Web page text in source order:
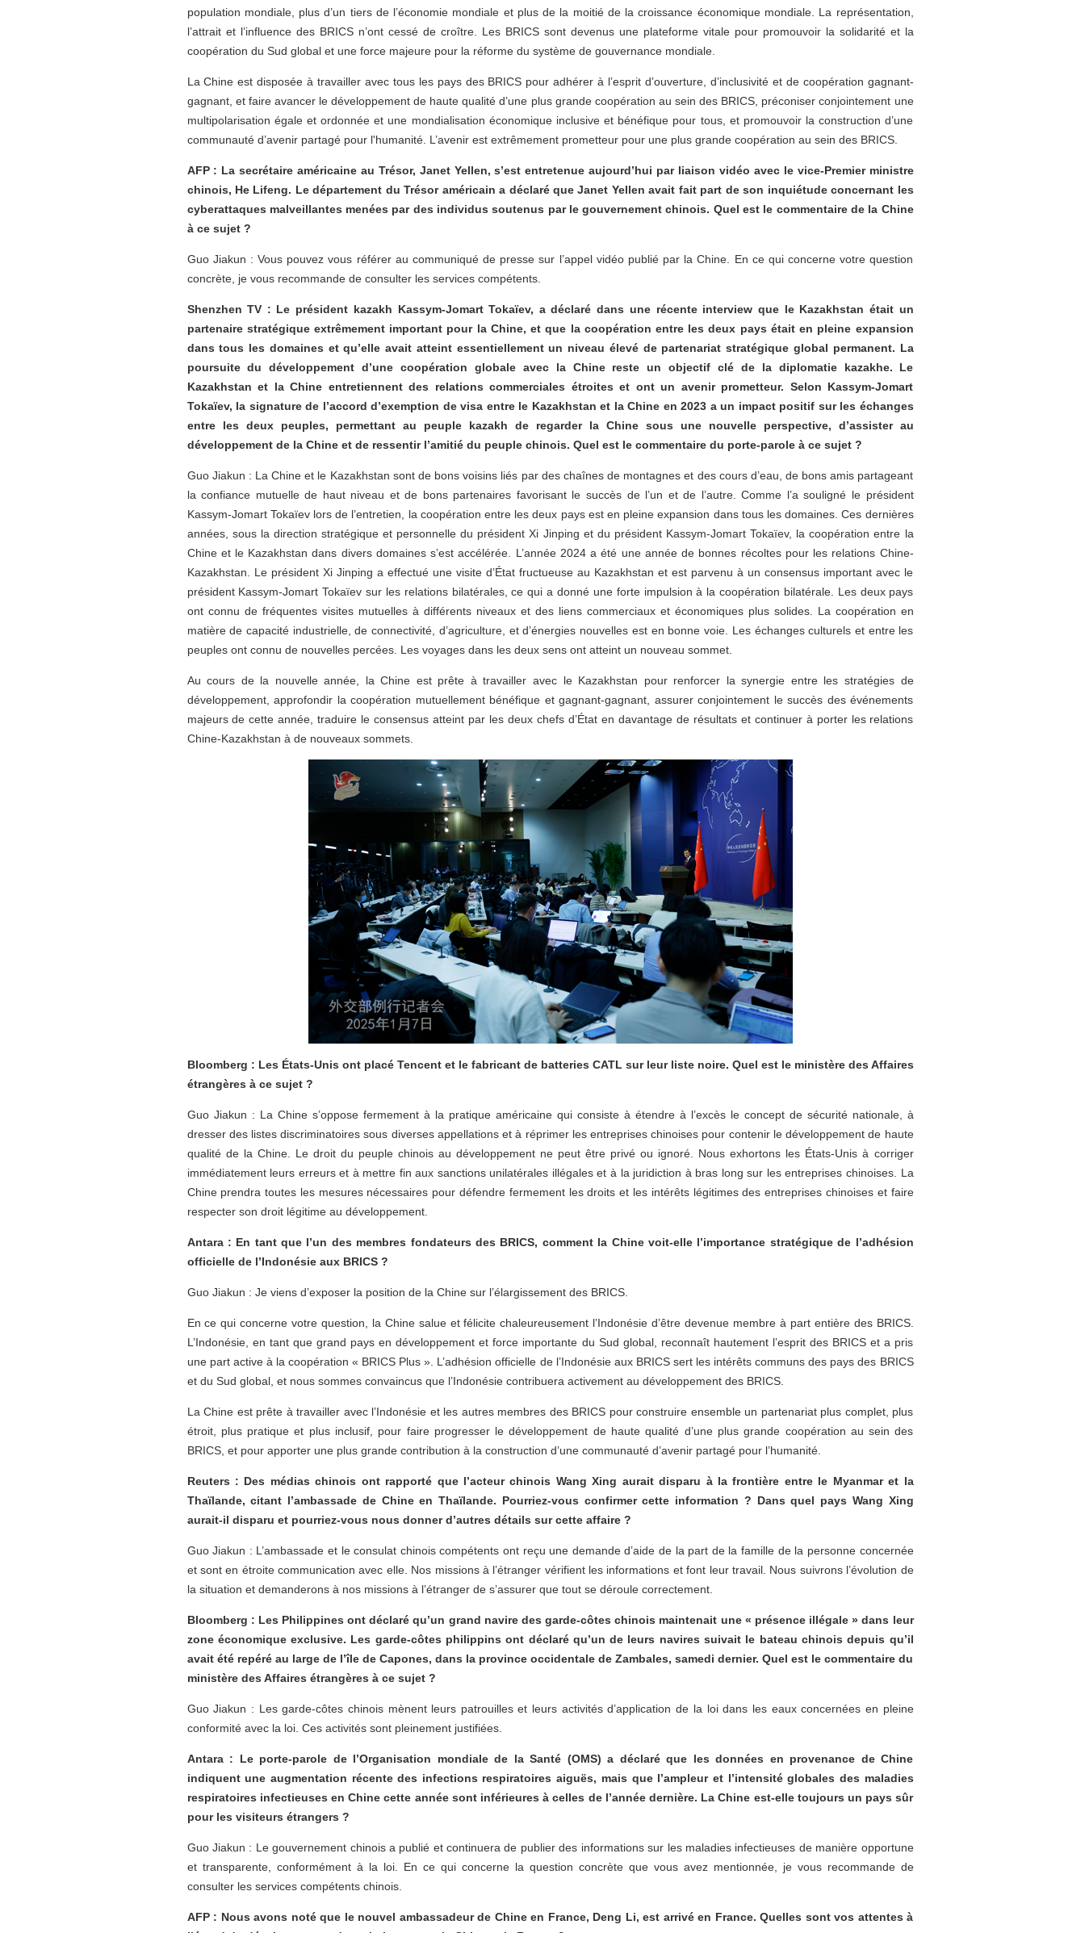
population mondiale, plus d’un tiers de l’économie mondiale et plus de la moitié de la croissance économique mondiale. La représentation,
l’attrait et l’influence des BRICS n’ont cessé de croître. Les BRICS sont devenus une plateforme vitale pour promouvoir la solidarité et la
coopération du Sud global et une force majeure pour la réforme du système de gouvernance mondiale.
La Chine est disposée à travailler avec tous les pays des BRICS pour adhérer à l’esprit d’ouverture, d’inclusivité et de coopération gagnant-
gagnant, et faire avancer le développement de haute qualité d’une plus grande coopération au sein des BRICS, préconiser conjointement une
multipolarisation égale et ordonnée et une mondialisation économique inclusive et bénéfique pour tous, et promouvoir la construction d’une
communauté d’avenir partagé pour l'humanité. L’avenir est extrêmement prometteur pour une plus grande coopération au sein des BRICS.
AFP : La secrétaire américaine au Trésor, Janet Yellen, s’est entretenue aujourd’hui par liaison vidéo avec le vice-Premier ministre
chinois, He Lifeng. Le département du Trésor américain a déclaré que Janet Yellen avait fait part de son inquiétude concernant les
cyberattaques malveillantes menées par des individus soutenus par le gouvernement chinois. Quel est le commentaire de la Chine
à ce sujet ?
Guo Jiakun : Vous pouvez vous référer au communiqué de presse sur l’appel vidéo publié par la Chine. En ce qui concerne votre question
concrète, je vous recommande de consulter les services compétents.
Shenzhen TV : Le président kazakh Kassym-Jomart Tokaïev, a déclaré dans une récente interview que le Kazakhstan était un
partenaire stratégique extrêmement important pour la Chine, et que la coopération entre les deux pays était en pleine expansion
dans tous les domaines et qu’elle avait atteint essentiellement un niveau élevé de partenariat stratégique global permanent. La
poursuite du développement d’une coopération globale avec la Chine reste un objectif clé de la diplomatie kazakhe. Le
Kazakhstan et la Chine entretiennent des relations commerciales étroites et ont un avenir prometteur. Selon Kassym-Jomart
Tokaïev, la signature de l’accord d’exemption de visa entre le Kazakhstan et la Chine en 2023 a un impact positif sur les échanges
entre les deux peuples, permettant au peuple kazakh de regarder la Chine sous une nouvelle perspective, d’assister au
développement de la Chine et de ressentir l’amitié du peuple chinois. Quel est le commentaire du porte-parole à ce sujet ?
Guo Jiakun : La Chine et le Kazakhstan sont de bons voisins liés par des chaînes de montagnes et des cours d’eau, de bons amis partageant
la confiance mutuelle de haut niveau et de bons partenaires favorisant le succès de l’un et de l’autre. Comme l’a souligné le président
Kassym-Jomart Tokaïev lors de l’entretien, la coopération entre les deux pays est en pleine expansion dans tous les domaines. Ces dernières
années, sous la direction stratégique et personnelle du président Xi Jinping et du président Kassym-Jomart Tokaïev, la coopération entre la
Chine et le Kazakhstan dans divers domaines s’est accélérée. L’année 2024 a été une année de bonnes récoltes pour les relations Chine-
Kazakhstan. Le président Xi Jinping a effectué une visite d’État fructueuse au Kazakhstan et est parvenu à un consensus important avec le
président Kassym-Jomart Tokaïev sur les relations bilatérales, ce qui a donné une forte impulsion à la coopération bilatérale. Les deux pays
ont connu de fréquentes visites mutuelles à différents niveaux et des liens commerciaux et économiques plus solides. La coopération en
matière de capacité industrielle, de connectivité, d’agriculture, et d’énergies nouvelles est en bonne voie. Les échanges culturels et entre les
peuples ont connu de nouvelles percées. Les voyages dans les deux sens ont atteint un nouveau sommet.
Au cours de la nouvelle année, la Chine est prête à travailler avec le Kazakhstan pour renforcer la synergie entre les stratégies de
développement, approfondir la coopération mutuellement bénéfique et gagnant-gagnant, assurer conjointement le succès des événements
majeurs de cette année, traduire le consensus atteint par les deux chefs d’État en davantage de résultats et continuer à porter les relations
Chine-Kazakhstan à de nouveaux sommets.
Bloomberg : Les États-Unis ont placé Tencent et le fabricant de batteries CATL sur leur liste noire. Quel est le ministère des Affaires
étrangères à ce sujet ?
Guo Jiakun : La Chine s’oppose fermement à la pratique américaine qui consiste à étendre à l’excès le concept de sécurité nationale, à
dresser des listes discriminatoires sous diverses appellations et à réprimer les entreprises chinoises pour contenir le développement de haute
qualité de la Chine. Le droit du peuple chinois au développement ne peut être privé ou ignoré. Nous exhortons les États-Unis à corriger
immédiatement leurs erreurs et à mettre fin aux sanctions unilatérales illégales et à la juridiction à bras long sur les entreprises chinoises. La
Chine prendra toutes les mesures nécessaires pour défendre fermement les droits et les intérêts légitimes des entreprises chinoises et faire
respecter son droit légitime au développement.
Antara : En tant que l’un des membres fondateurs des BRICS, comment la Chine voit-elle l’importance stratégique de l’adhésion
officielle de l’Indonésie aux BRICS ?
Guo Jiakun : Je viens d’exposer la position de la Chine sur l’élargissement des BRICS.
En ce qui concerne votre question, la Chine salue et félicite chaleureusement l’Indonésie d’être devenue membre à part entière des BRICS.
L’Indonésie, en tant que grand pays en développement et force importante du Sud global, reconnaît hautement l’esprit des BRICS et a pris
une part active à la coopération « BRICS Plus ». L’adhésion officielle de l’Indonésie aux BRICS sert les intérêts communs des pays des BRICS
et du Sud global, et nous sommes convaincus que l’Indonésie contribuera activement au développement des BRICS.
La Chine est prête à travailler avec l’Indonésie et les autres membres des BRICS pour construire ensemble un partenariat plus complet, plus
étroit, plus pratique et plus inclusif, pour faire progresser le développement de haute qualité d’une plus grande coopération au sein des
BRICS, et pour apporter une plus grande contribution à la construction d’une communauté d’avenir partagé pour l’humanité.
Reuters : Des médias chinois ont rapporté que l’acteur chinois Wang Xing aurait disparu à la frontière entre le Myanmar et la
Thaïlande, citant l’ambassade de Chine en Thaïlande. Pourriez-vous confirmer cette information ? Dans quel pays Wang Xing
aurait-il disparu et pourriez-vous nous donner d’autres détails sur cette affaire ?
Guo Jiakun : L’ambassade et le consulat chinois compétents ont reçu une demande d’aide de la part de la famille de la personne concernée
et sont en étroite communication avec elle. Nos missions à l’étranger vérifient les informations et font leur travail. Nous suivrons l’évolution de
la situation et demanderons à nos missions à l’étranger de s’assurer que tout se déroule correctement.
Bloomberg : Les Philippines ont déclaré qu’un grand navire des garde-côtes chinois maintenait une « présence illégale » dans leur
zone économique exclusive. Les garde-côtes philippins ont déclaré qu’un de leurs navires suivait le bateau chinois depuis qu’il
avait été repéré au large de l’île de Capones, dans la province occidentale de Zambales, samedi dernier. Quel est le commentaire du
ministère des Affaires étrangères à ce sujet ?
Guo Jiakun : Les garde-côtes chinois mènent leurs patrouilles et leurs activités d’application de la loi dans les eaux concernées en pleine
conformité avec la loi. Ces activités sont pleinement justifiées.
Antara : Le porte-parole de l’Organisation mondiale de la Santé (OMS) a déclaré que les données en provenance de Chine
indiquent une augmentation récente des infections respiratoires aiguës, mais que l’ampleur et l’intensité globales des maladies
respiratoires infectieuses en Chine cette année sont inférieures à celles de l’année dernière. La Chine est-elle toujours un pays sûr
pour les visiteurs étrangers ?
Guo Jiakun : Le gouvernement chinois a publié et continuera de publier des informations sur les maladies infectieuses de manière opportune
et transparente, conformément à la loi. En ce qui concerne la question concrète que vous avez mentionnée, je vous recommande de
consulter les services compétents chinois.
AFP : Nous avons noté que le nouvel ambassadeur de Chine en France, Deng Li, est arrivé en France. Quelles sont vos attentes à